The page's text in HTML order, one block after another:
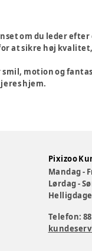
om du leder
at sikre høj
motion og
hjem.
Pixizoo
Mandag -
Lørdag -
Telefon: 88